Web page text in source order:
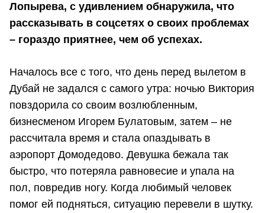
Лопырева, с удивлением обнаружила, что
рассказывать в соцсетях о своих проблемах
– гораздо приятнее, чем об успехах.
Началось все с того, что день перед вылетом в
Дубай не задался с самого утра: ночью Виктория
повздорила со своим возлюбленным,
бизнесменом Игорем Булатовым, затем – не
рассчитала время и стала опаздывать в
аэропорт Домодедово. Девушка бежала так
быстро, что потеряла равновесие и упала на
пол, повредив ногу. Когда любимый человек
помог ей подняться, ситуацию перевели в шутку.